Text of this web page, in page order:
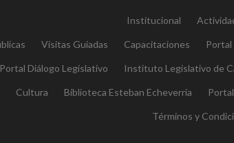
Institucional
Visitas Guiadas Capacitaciones
Portal Diálogo Legislativo Instituto Legislativo de
Cultura Biblioteca Esteban Echeverría
Términos y